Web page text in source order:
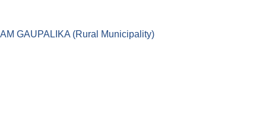
GAUPALIKA (Rural Municipality)